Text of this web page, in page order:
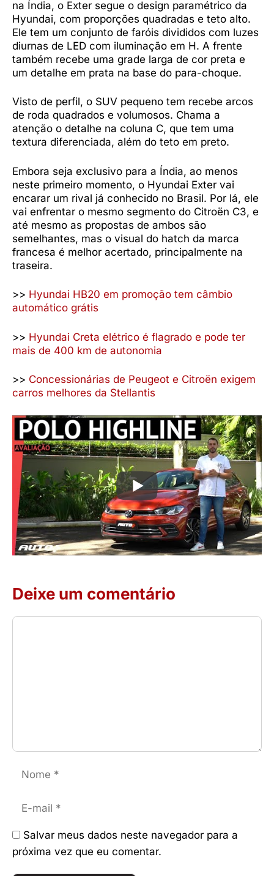
na Índia, o Exter segue o design paramétrico da
Hyundai, com proporções quadradas e teto alto.
Ele tem um conjunto de faróis divididos com luzes
diurnas de LED com iluminação em H. A frente
também recebe uma grade larga de cor preta e
um detalhe em prata na base do para-choque.
Visto de perfil, o SUV pequeno tem recebe arcos
de roda quadrados e volumosos. Chama a
atenção o detalhe na coluna C, que tem uma
textura diferenciada, além do teto em preto.
Embora seja exclusivo para a Índia, ao menos
neste primeiro momento, o Hyundai Exter vai
encarar um rival já conhecido no Brasil. Por lá, ele
vai enfrentar o mesmo segmento do Citroën C3, e
até mesmo as propostas de ambos são
semelhantes, mas o visual do hatch da marca
francesa é melhor acertado, principalmente na
traseira.
>> Hyundai HB20 em promoção tem câmbio
automático grátis
>> Hyundai Creta elétrico é flagrado e pode ter
mais de 400 km de autonomia
>> Concessionárias de Peugeot e Citroën exigem
carros melhores da Stellantis
Deixe um comentário
Comentário
mail
Salvar meus dados neste navegador para a
próxima vez que eu comentar.